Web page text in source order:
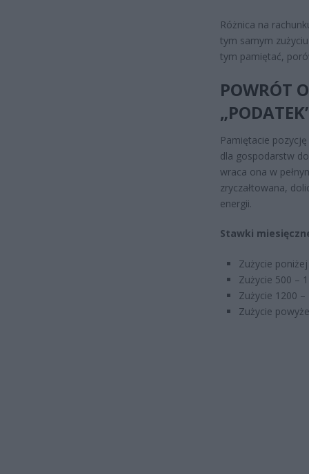
Różnica na
tym samym
tym pamiętać,
POWRÓT
Pamiętacie
dla gospodarstw
wraca ona w
zryczałtowana,
energii.
Stawki
Zużycie
Zużycie 500 –
Zużycie 1200
Zużycie